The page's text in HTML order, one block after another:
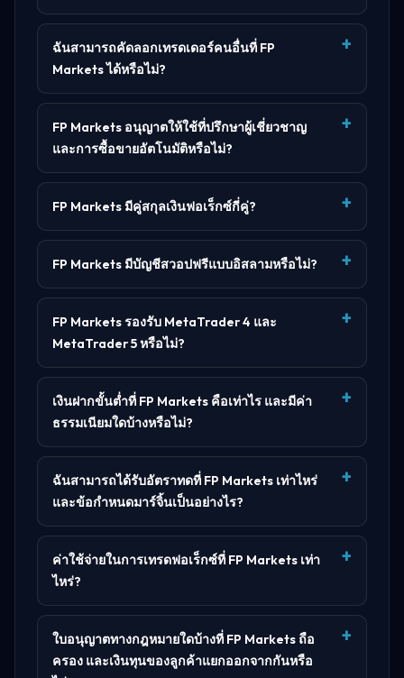
ฉันสามารถคัดลอกเทรดเดอร์คนอื่นที่ FP
Markets ได้หรือไม่?
FP Markets อนุญาตให้ใช้ที่ปรึกษาผู้เชี่ยวชาญ
และการซื้อขายอัตโนมัติหรือไม่?
FP Markets มีคู่สกุลเงินฟอเร็กซ์กี่คู่?
FP Markets มีบัญชีสวอปฟรีแบบอิสลามหรือไม่?
FP Markets รองรับ MetaTrader 4 และ
MetaTrader 5 หรือไม่?
เงินฝากขั้นต่ำที่ FP Markets คือเท่าไร และมีค่า
ธรรมเนียมใดบ้างหรือไม่?
ฉันสามารถได้รับอัตราทดที่ FP Markets เท่าไหร่
และข้อกำหนดมาร์จิ้นเป็นอย่างไร?
ค่าใช้จ่ายในการเทรดฟอเร็กซ์ที่ FP Markets เท่า
ไหร่?
ใบอนุญาตทางกฎหมายใดบ้างที่ FP Markets ถือ
ครอง และเงินทุนของลูกค้าแยกออกจากกันหรือ